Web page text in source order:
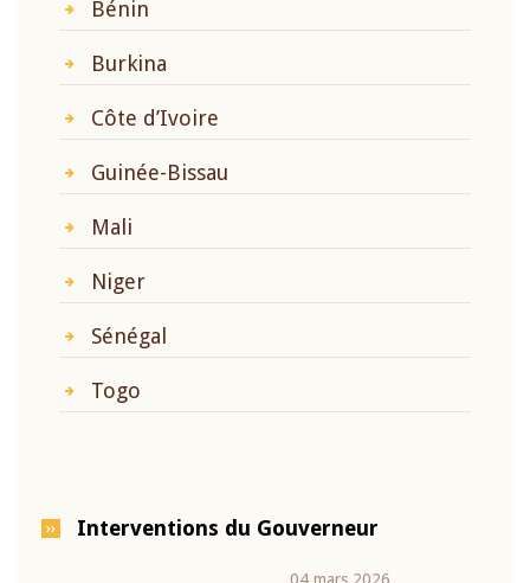
Bénin
Burkina
Côte d’Ivoire
Guinée-Bissau
Mali
Niger
Sénégal
Togo
Interventions du Gouverneur